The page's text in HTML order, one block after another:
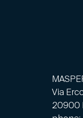
Via
20900